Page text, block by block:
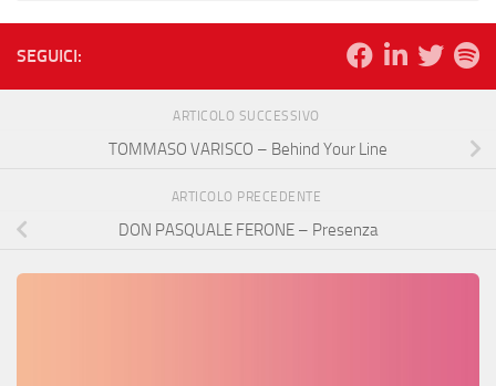
SEGUICI:
ARTICOLO SUCCESSIVO
TOMMASO VARISCO – Behind Your Line
ARTICOLO PRECEDENTE
DON PASQUALE FERONE – Presenza